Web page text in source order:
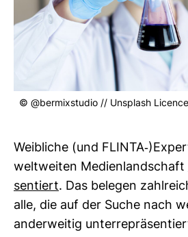
© @ber­mix­studio // Uns­plash Licence
Weib­liche (und FLINTA-​
welt­weiten Medi­en­land­schaft
sen­tiert. Das belegen
alle, die auf der Suche nach
ander­weitig